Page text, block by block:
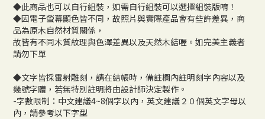
◆此商品也可以自行組裝，如需自行組裝可以選擇組裝版唷！
◆因電子螢幕顯色皆不同，故照片與實際產品會有些許差異，商
品為原木自然材質關係，
故皆有不同木質紋理與色澤差異以及天然木結喔。如完美主義者
請勿下單
◆文字皆採雷射雕刻，請在結帳時，備註欄內註明刻字內容以及
幾號字體，若無特別註明將由設計師決定製作。
-字數限制：中文建議4~8個字以內，英文建議２０個英文字母以
內，請參考以下字型